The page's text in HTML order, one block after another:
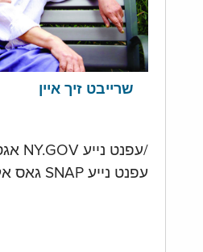
שרייבט זיך איין
/עפנט נייע NY.GOV אגסקאהאל
עפנט נייע SNAP גאס אקאונט